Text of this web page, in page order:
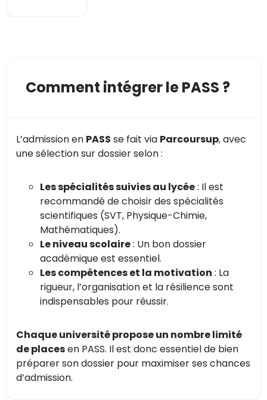
Comment intégrer le PASS ?
L’admission en PASS se fait via Parcoursup, avec
une sélection sur dossier selon :
Les spécialités suivies au lycée: Il est
recommandé de choisir des spécialités
scientifiques (SVT, Physique-Chimie,
Mathématiques).
Le niveau scolaire: Un bon dossier
académique est essentiel.
Les compétences et la motivation : La
rigueur, l’organisation et la résilience sont
indispensables pour réussir.
Chaque université propose un nombre limité
de placesen PASS. Il est donc essentiel de bien
préparer son dossier pour maximiser ses chances
d’admission.